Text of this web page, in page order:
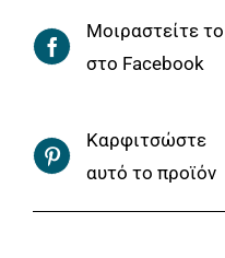
Μοιραστείτε το
στο Facebook
Καρφιτσώστε
αυτό το προϊόν